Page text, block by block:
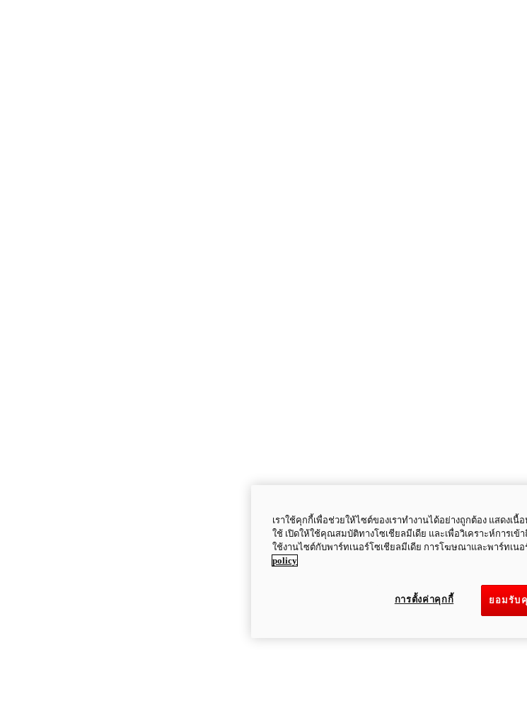
เราใช้คุกกี้เพื่อช่วยให้ไซต์ของเราทำงานได้อย่างถูกต้อง แสดง
ใช้ เปิดให้ใช้คุณสมบัติทางโซเชียลมีเดีย และเพื่อวิเคราะห์การเข้
ใช้งานไซต์กับพาร์ทเนอร์โซเชียลมีเดีย การโฆษณาและพาร์ทเนอ
policy
ยอมรับ
การตั้งค่าคุกกี้